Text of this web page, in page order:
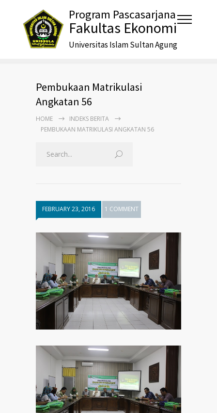
Program Pascasarjana
Fakultas Ekonomi
Universitas Islam Sultan Agung
Pembukaan Matrikulasi
Angkatan 56
HOME
INDEKS BERITA
PEMBUKAAN MATRIKULASI ANGKATAN 56
FEBRUARY 23, 2016 1 COMMENT